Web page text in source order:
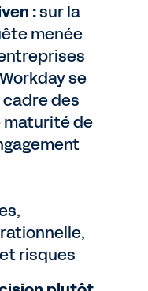
:sur la
menée
se
des
maturité de
risques